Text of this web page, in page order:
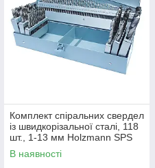
Комплект спіральних свердел
із швидкорізальної сталі, 118
шт., 1-13 мм Holzmann SPS
118
В наявності